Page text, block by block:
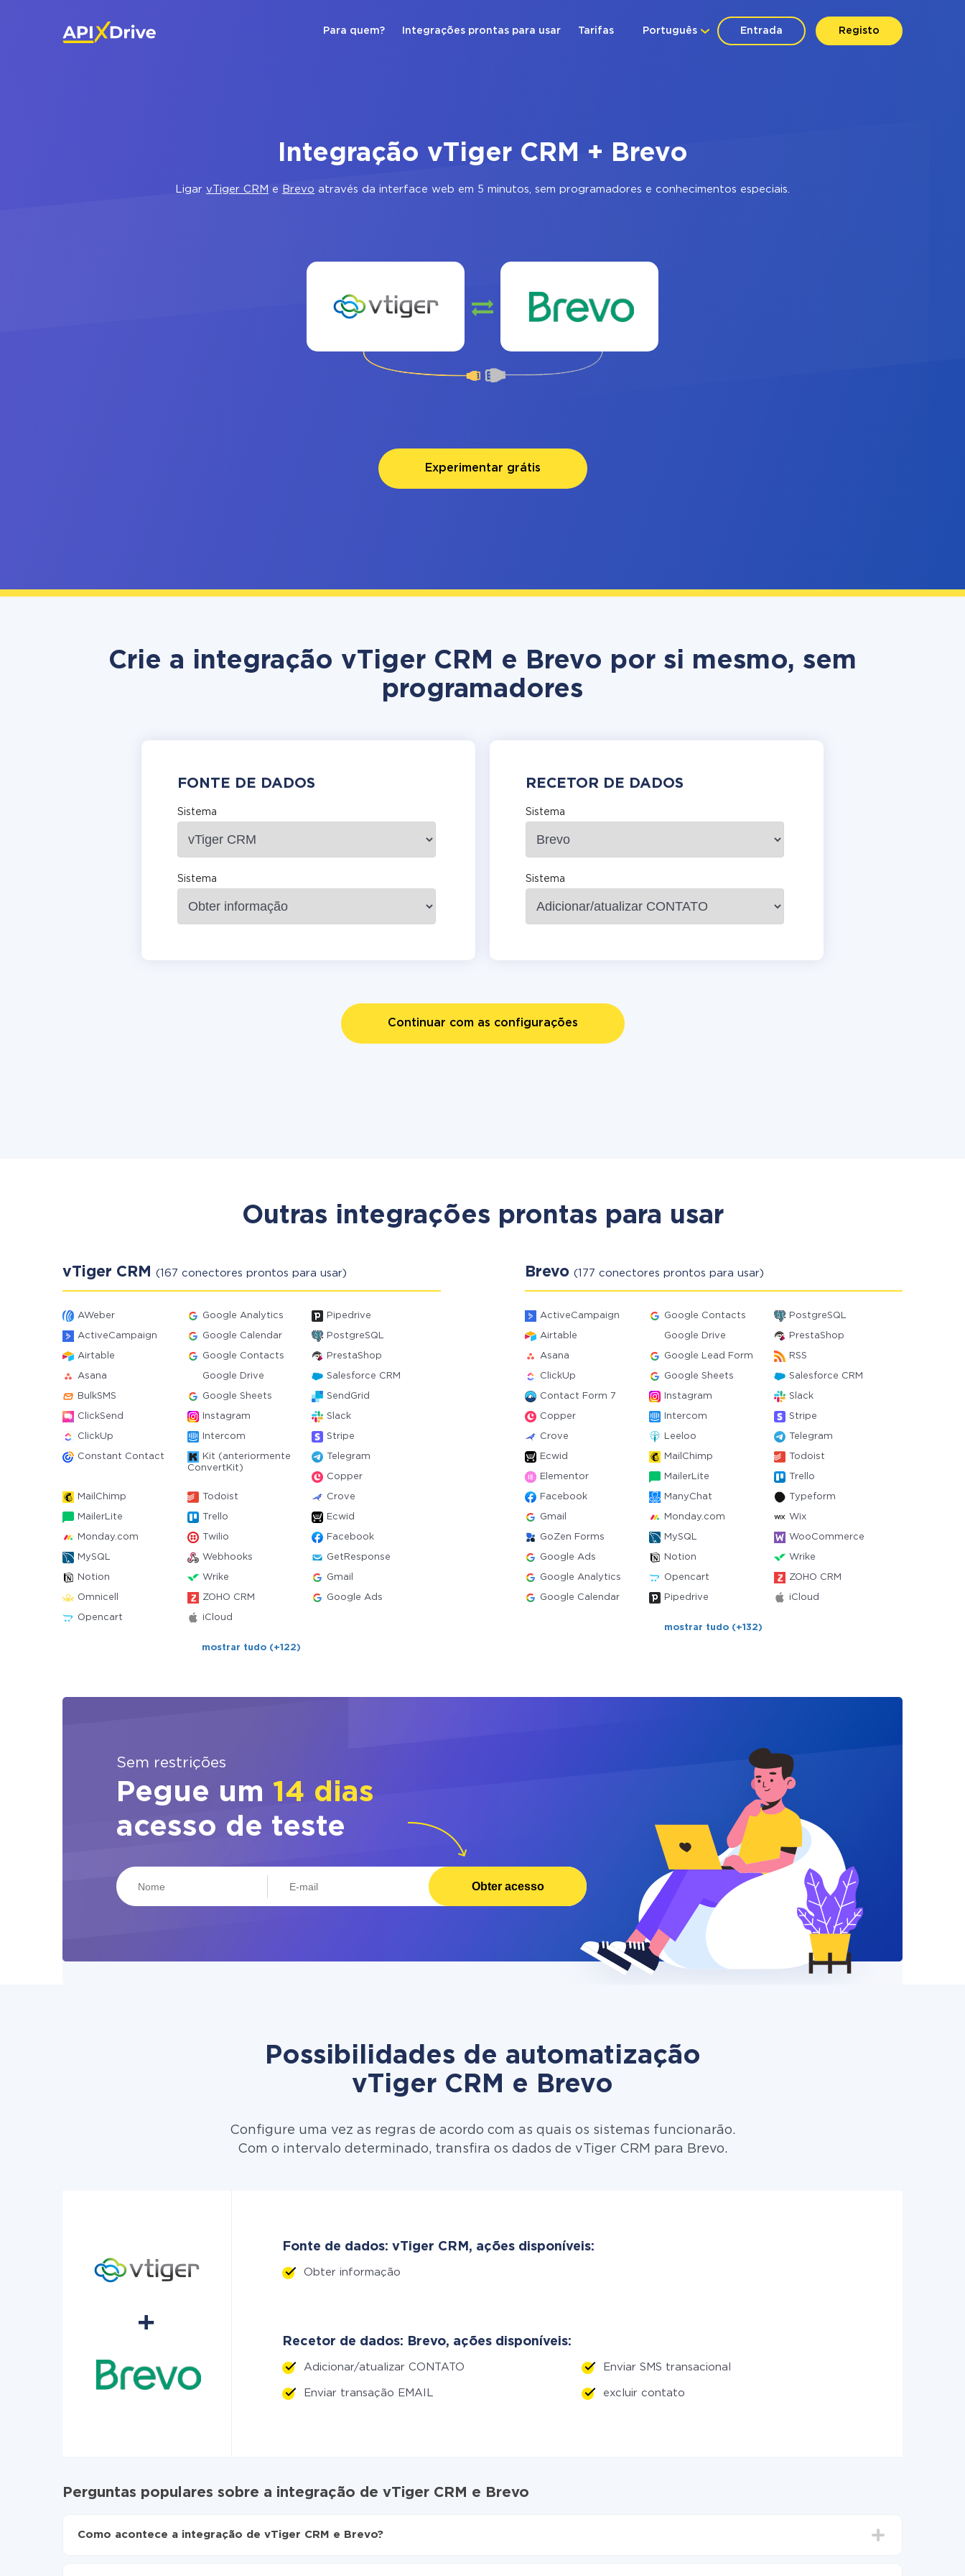
Entrada Registo
Português
Para quem? Integrações prontas para usar Tarifas
Integração vTiger CRM + Brevo
Ligar vTiger CRM e Brevo através da interface web em 5 minutos, sem programadores e conhecimentos especiais.
Experimentar grátis
Crie a integração vTiger CRM e Brevo por si mesmo, sem
programadores
FONTE DE DADOS
Sistema
Sistema
RECETOR DE DADOS
Sistema
Sistema
Continuar com as configurações
Outras integrações prontas para usar
vTiger CRM (167 conectores prontos para usar)
AWeber Google Analytics Pipedrive
ActiveCampaign Google Calendar PostgreSQL
Airtable Google Contacts PrestaShop
Asana Google Drive Salesforce CRM
BulkSMS Google Sheets SendGrid
ClickSend Instagram Slack
ClickUp Intercom Stripe
Constant Contact
Kit (anteriormente
ConvertKit)
Telegram
Copper
MailChimp Todoist Crove
MailerLite Trello Ecwid
Monday.com Twilio Facebook
MySQL Webhooks GetResponse
Notion Wrike Gmail
Omnicell ZOHO CRM Google Ads
Opencart iCloud
mostrar tudo (+122)
Brevo (177 conectores prontos para usar)
ActiveCampaign Google Contacts PostgreSQL
Airtable Google Drive PrestaShop
Asana Google Lead Form RSS
ClickUp Google Sheets Salesforce CRM
Contact Form 7 Instagram Slack
Copper Intercom Stripe
Crove Leeloo Telegram
Ecwid MailChimp Todoist
Elementor MailerLite Trello
Facebook ManyChat Typeform
Gmail Monday.com Wix
GoZen Forms MySQL WooCommerce
Google Ads Notion Wrike
Google Analytics Opencart ZOHO CRM
Google Calendar Pipedrive iCloud
mostrar tudo (+132)
Sem restrições
Pegue um 14 dias
acesso de teste
Obter acesso
Possibilidades de automatização
vTiger CRM e Brevo
Configure uma vez as regras de acordo com as quais os sistemas funcionarão.
Com o intervalo determinado, transfira os dados de vTiger CRM para Brevo.
Fonte de dados: vTiger CRM, ações disponíveis:
Obter informação
Recetor de dados: Brevo, ações disponíveis:
Adicionar/atualizar CONTATO Enviar SMS transacional
Enviar transação EMAIL excluir contato
Perguntas populares sobre a integração de vTiger CRM e Brevo
Como acontece a integração de vTiger CRM e Brevo?